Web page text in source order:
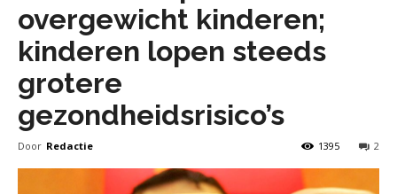
overgewicht kinderen;
kinderen lopen steeds
grotere
gezondheidsrisico’s
Door Redactie 2
1395